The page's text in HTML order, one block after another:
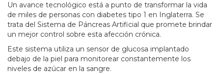
Un avance tecnológico está a punto de transformar la vida
de miles de personas con diabetes tipo 1 en Inglaterra. Se
trata del Sistema de Páncreas Artificial que promete brindar
un mejor control sobre esta afección crónica.
Este sistema utiliza un sensor de glucosa implantado
debajo de la piel para monitorear constantemente los
niveles de azúcar en la sangre.